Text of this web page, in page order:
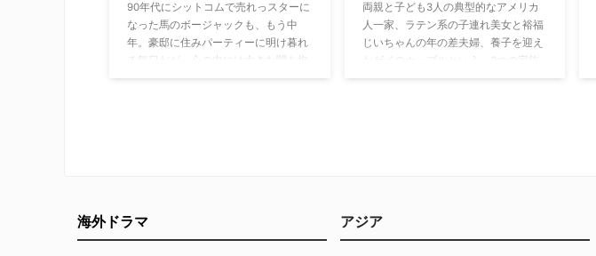
90年代にシットコムで売れっスターに
なった馬のボージャックも、もう中
年。豪邸に住みパーティーに明け暮れ
る毎日だが、心の中には大きな闇を抱
両親と子ども3人の典型的なアメリカ
人一家、ラテン系の子連れ美女と裕福
じいちゃんの年の差夫婦、養子を迎え
たゲイのカップルという、3つの家族
海外ドラマ アジア